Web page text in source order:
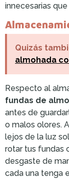
innecesarias
Quizás
almohada
Respecto al
fundas de
antes de
o malos olores.
lejos de la luz
rotar tus fundas
desgaste de
cada una tenga